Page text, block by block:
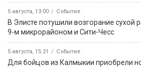
5 августа, 13:00 Событие
В Элисте потушили возгорание сухой
9-м микрорайоном и Сити-Чесс
5 августа, 15:21 Событие
Для бойцов из Калмыкии приобрели